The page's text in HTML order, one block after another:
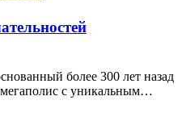
более 300 лет назад
мегаполис с уникальным…